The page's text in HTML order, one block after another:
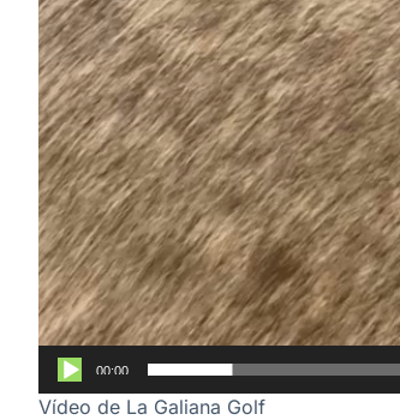
00:00
Vídeo de La Galiana Golf